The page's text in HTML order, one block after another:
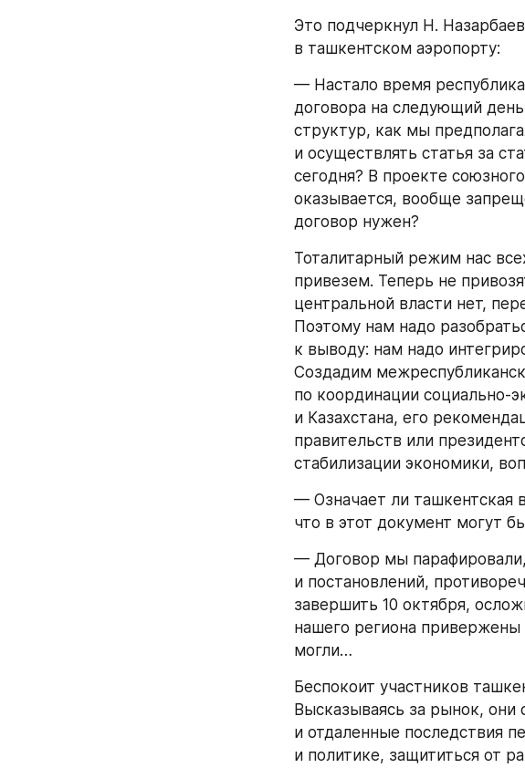
Это подчеркнул Н.
в ташкентском аэропорту:
— Настало время
договора на следующий
структур, как мы
и осуществлять статья за
сегодня? В проекте
оказывается, вообще
договор нужен?
Тоталитарный режим нас
привезем. Теперь не
центральной власти нет,
Поэтому нам надо
к выводу: нам надо
Создадим
по координации социально-
и Казахстана, его
правительств или
стабилизации экономики,
— Означает ли ташкентская
что в этот документ могут
— Договор мы
и постановлений,
завершить 10 октября,
нашего региона привержены
могли…
Беспокоит участников
Высказываясь за рынок,
и отдаленные последствия
и политике, защититься от